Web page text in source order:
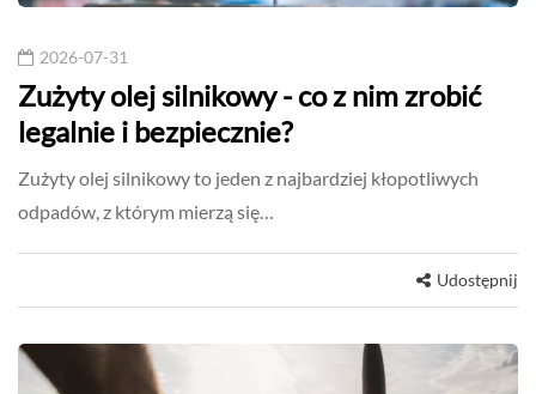
2026-07-31
Zużyty olej silnikowy - co z nim zrobić
legalnie i bezpiecznie?
Zużyty olej silnikowy to jeden z najbardziej kłopotliwych
odpadów, z którym mierzą się…
Udostępnij